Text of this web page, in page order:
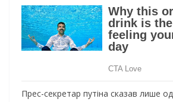
Прес-секретар путіна сказав лише